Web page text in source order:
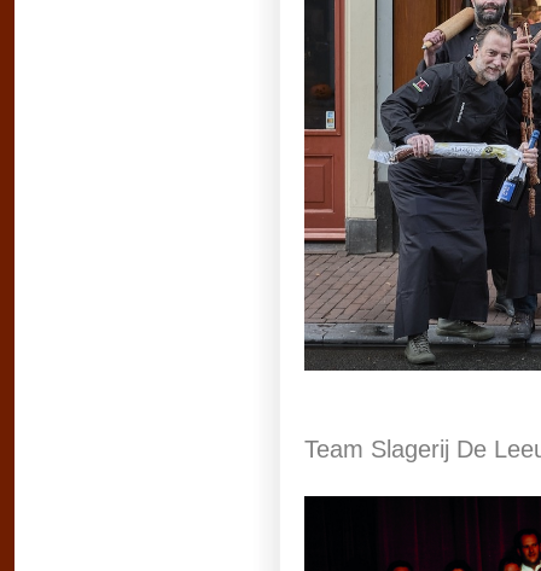
Team Slagerij De